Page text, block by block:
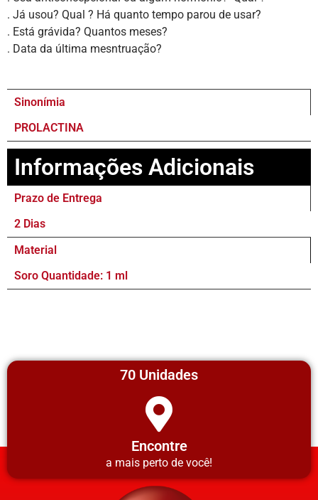
. Já usou? Qual ? Há quanto tempo parou de usar?
. Está grávida? Quantos meses?
. Data da última mesntruação?
Sinonímia
PROLACTINA
Informações Adicionais
Prazo de Entrega
2 Dias
Material
Soro Quantidade: 1 ml
70 Unidades
Encontre
a mais perto de você!